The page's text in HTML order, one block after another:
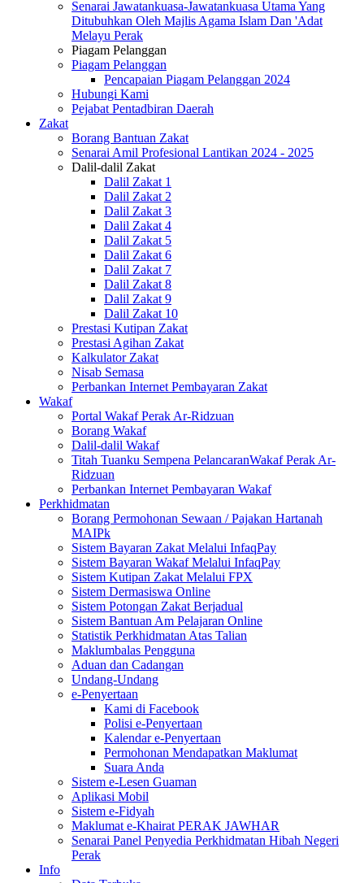
Senarai Jawatankuasa-Jawatankuasa Utama Yang
Ditubuhkan Oleh Majlis Agama Islam Dan 'Adat
Melayu Perak
Piagam Pelanggan
Piagam Pelanggan
Pencapaian Piagam Pelanggan 2024
Hubungi Kami
Pejabat Pentadbiran Daerah
Zakat
Borang Bantuan Zakat
Senarai Amil Profesional Lantikan 2024 - 2025
Dalil-dalil Zakat
Dalil Zakat 1
Dalil Zakat 2
Dalil Zakat 3
Dalil Zakat 4
Dalil Zakat 5
Dalil Zakat 6
Dalil Zakat 7
Dalil Zakat 8
Dalil Zakat 9
Dalil Zakat 10
Prestasi Kutipan Zakat
Prestasi Agihan Zakat
Kalkulator Zakat
Nisab Semasa
Perbankan Internet Pembayaran Zakat
Wakaf
Portal Wakaf Perak Ar-Ridzuan
Borang Wakaf
Dalil-dalil Wakaf
Titah Tuanku Sempena PelancaranWakaf Perak Ar-
Ridzuan
Perbankan Internet Pembayaran Wakaf
Perkhidmatan
Borang Permohonan Sewaan / Pajakan Hartanah
MAIPk
Sistem Bayaran Zakat Melalui InfaqPay
Sistem Bayaran Wakaf Melalui InfaqPay
Sistem Kutipan Zakat Melalui FPX
Sistem Dermasiswa Online
Sistem Potongan Zakat Berjadual
Sistem Bantuan Am Pelajaran Online
Statistik Perkhidmatan Atas Talian
Maklumbalas Pengguna
Aduan dan Cadangan
Undang-Undang
e-Penyertaan
Kami di Facebook
Polisi e-Penyertaan
Kalendar e-Penyertaan
Permohonan Mendapatkan Maklumat
Suara Anda
Sistem e-Lesen Guaman
Aplikasi Mobil
Sistem e-Fidyah
Maklumat e-Khairat PERAK JAWHAR
Senarai Panel Penyedia Perkhidmatan Hibah Negeri
Perak
Info